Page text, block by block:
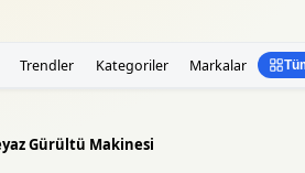
Trendler Kategoriler Markalar
Gürültü Makinesi